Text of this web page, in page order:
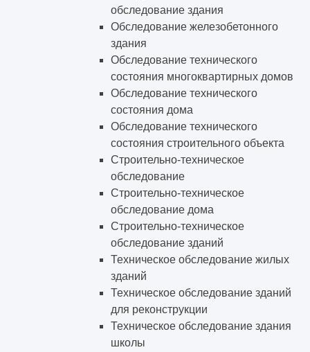
обследование здания
Обследование железобетонного
здания
Обследование технического
состояния многоквартирных домов
Обследование технического
состояния дома
Обследование технического
состояния строительного объекта
Строительно-техническое
обследование
Строительно-техническое
обследование дома
Строительно-техническое
обследование зданий
Техническое обследование жилых
зданий
Техническое обследование зданий
для реконструкции
Техническое обследование здания
школы